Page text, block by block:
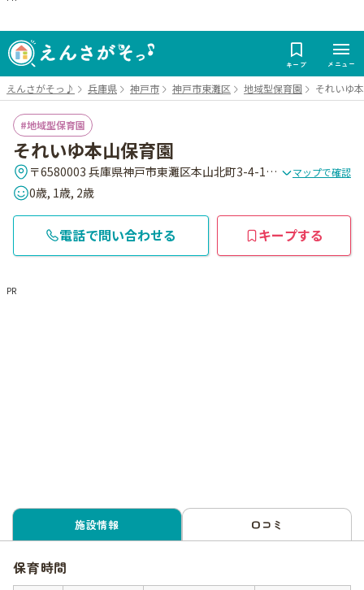
キープ メニュー
えんさがそっ♪ 兵庫県 神戸市 神戸市東灘区 地域型保育園 それいゆ
地域型保育園
それいゆ本山保育園
〒6580003 兵庫県神戸市東灘区本山北町3-4-15 藤和ライブタウン本山1F マップで確認
0歳, 1歳, 2歳
電話で問い合わせる キープする
PR
施設情報 口コミ
保育時間